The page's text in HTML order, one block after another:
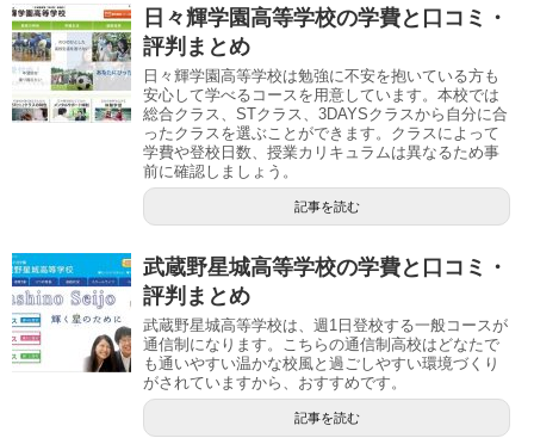
日々輝学園高等学校の学費と口コミ・
評判まとめ
日々輝学園高等学校は勉強に不安を抱いている方も
安心して学べるコースを用意しています。本校では
総合クラス、STクラス、3DAYSクラスから自分に合
ったクラスを選ぶことができます。クラスによって
学費や登校日数、授業カリキュラムは異なるため事
前に確認しましょう。
記事を読む
武蔵野星城高等学校の学費と口コミ・
評判まとめ
武蔵野星城高等学校は、週1日登校する一般コースが
通信制になります。こちらの通信制高校はどなたで
も通いやすい温かな校風と過ごしやすい環境づくり
がされていますから、おすすめです。
記事を読む